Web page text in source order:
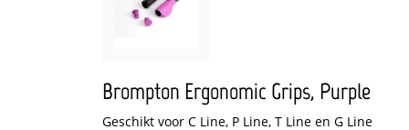
Brompton Ergonomic Grips, Purple
Geschikt voor C Line, P Line, T Line en G Line